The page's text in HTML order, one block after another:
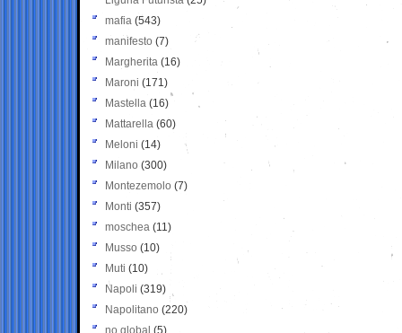
mafia (543)
manifesto (7)
Margherita (16)
Maroni (171)
Mastella (16)
Mattarella (60)
Meloni (14)
Milano (300)
Montezemolo (7)
Monti (357)
moschea (11)
Musso (10)
Muti (10)
Napoli (319)
Napolitano (220)
no global (5)